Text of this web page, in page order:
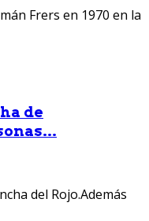
Frers en 1970 en la
de
del Rojo.Además